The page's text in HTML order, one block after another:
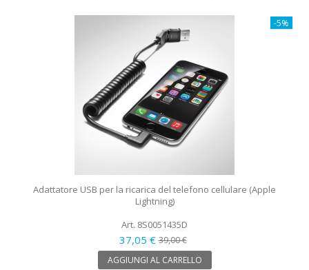
-5%
Adattatore USB per la ricarica del telefono cellulare (Apple
Lightning)
Art. 8S0051435D
37,05 €39,00 €
AGGIUNGI AL CARRELLO